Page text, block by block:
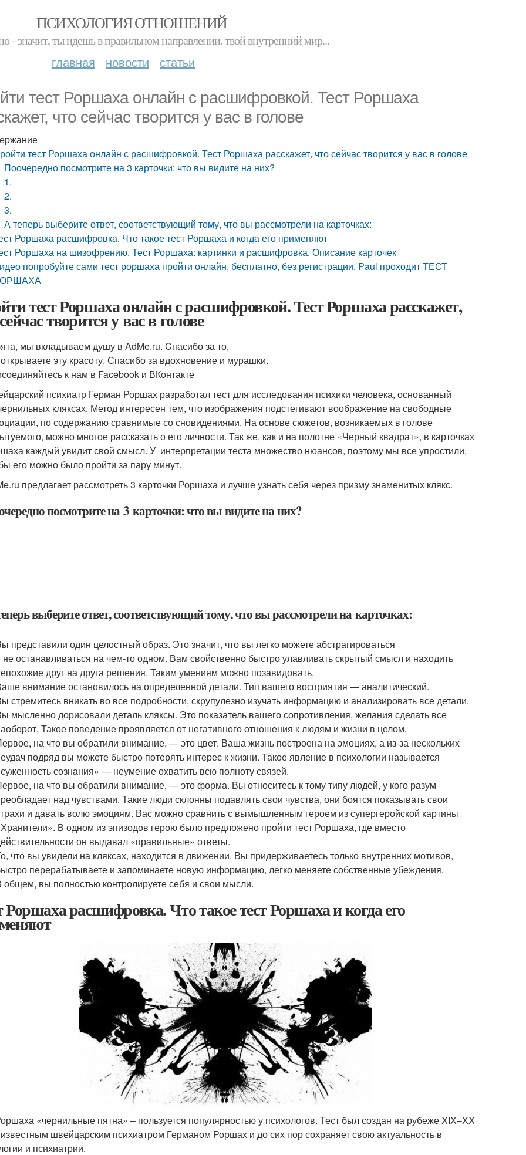
ПСИХОЛОГИЯ ОТНОШЕНИЙ
- значит, ты идешь в правильном направлении. твой внутренний мир...
главная новости статьи
тест Роршаха онлайн с расшифровкой. Тест Роршаха
что сейчас творится у вас в голове
тест Роршаха онлайн с расшифровкой. Тест Роршаха расскажет, что сейчас творится у вас в голове
Поочередно посмотрите на 3 карточки: что вы видите на них?
1.
2.
3.
А теперь выберите ответ, соответствующий тому, что вы рассмотрели на карточках:
Роршаха расшифровка. Что такое тест Роршаха и когда его применяют
Роршаха на шизофрению. Тест Роршаха: картинки и расшифровка. Описание карточек
попробуйте сами тест роршаха пройти онлайн, бесплатно, без регистрации. Paul проходит ТЕСТ
тест Роршаха онлайн с расшифровкой. Тест Роршаха расскажет,
творится у вас в голове
мы вкладываем душу в AdMe.ru. Cпасибо за то,
эту красоту. Спасибо за вдохновение и мурашки.
к нам в Facebook и ВКонтакте
психиатр Герман Роршах разработал тест для исследования психики человека, основанный
кляксах. Метод интересен тем, что изображения подстегивают воображение на свободные
по содержанию сравнимые со сновидениями. На основе сюжетов, возникаемых в голове
можно многое рассказать о его личности. Так же, как и на полотне «Черный квадрат», в карточках
каждый увидит свой смысл. У интерпретации теста множество нюансов, поэтому мы все упростили,
его можно было пройти за пару минут.
предлагает рассмотреть 3 карточки Роршаха и лучше узнать себя через призму знаменитых клякс.
посмотрите на 3 карточки: что вы видите на них?
выберите ответ, соответствующий тому, что вы рассмотрели на карточках:
представили один целостный образ. Это значит, что вы легко можете абстрагироваться
не останавливаться на чем-то одном. Вам свойственно быстро улавливать скрытый смысл и находить
друг на друга решения. Таким умениям можно позавидовать.
внимание остановилось на определенной детали. Тип вашего восприятия — аналитический.
стремитесь вникать во все подробности, скрупулезно изучать информацию и анализировать все детали.
мысленно дорисовали деталь кляксы. Это показатель вашего сопротивления, желания сделать все
Такое поведение проявляется от негативного отношения к людям и жизни в целом.
на что вы обратили внимание, — это цвет. Ваша жизнь построена на эмоциях, а из-за нескольких
подряд вы можете быстро потерять интерес к жизни. Такое явление в психологии называется
сознания» — неумение охватить всю полноту связей.
на что вы обратили внимание, — это форма. Вы относитесь к тому типу людей, у кого разум
над чувствами. Такие люди склонны подавлять свои чувства, они боятся показывать свои
и давать волю эмоциям. Вас можно сравнить с вымышленным героем из супергеройской картины
В одном из эпизодов герою было предложено пройти тест Роршаха, где вместо
он выдавал «правильные» ответы.
что вы увидели на кляксах, находится в движении. Вы придерживаетесь только внутренних мотивов,
перерабатываете и запоминаете новую информацию, легко меняете собственные убеждения.
общем, вы полностью контролируете себя и свои мысли.
Роршаха расшифровка. Что такое тест Роршаха и когда его
«чернильные пятна» – пользуется популярностью у психологов. Тест был создан на рубеже XIX–XX
швейцарским психиатром Германом Роршах и до сих пор сохраняет свою актуальность в
и психиатрии.